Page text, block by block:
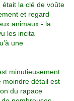
était la clé de voûte
et regard
animaux - la
les incita
une
minutieusement
moindre détail est
du rapace